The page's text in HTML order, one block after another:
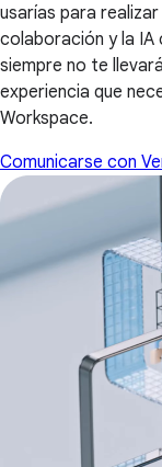
usarías para
colaboración y la IA
siempre no te
experiencia que
Workspace.
Comunicarse con